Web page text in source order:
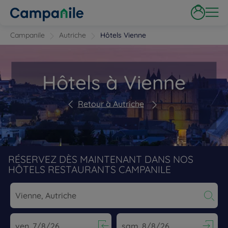
Campanile Autriche Hôtels Vienne
Hôtels à Vienne
Retour à Autriche
RÉSERVEZ DÈS MAINTENANT DANS NOS
HÔTELS RESTAURANTS CAMPANILE